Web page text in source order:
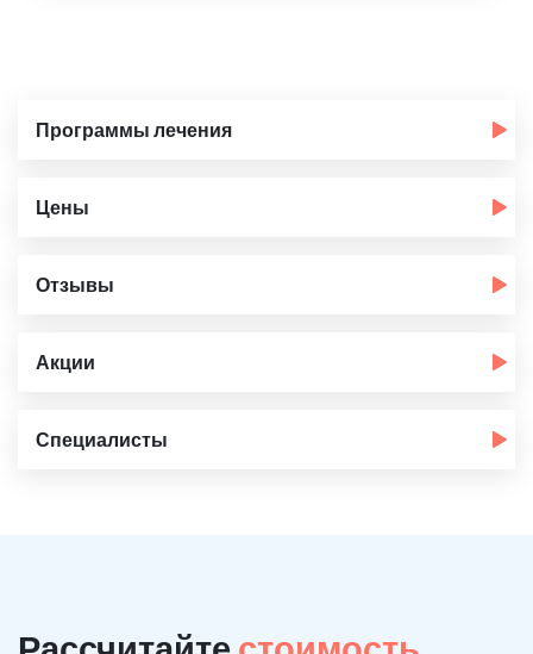
Программы лечения
Цены
Отзывы
Акции
Специалисты